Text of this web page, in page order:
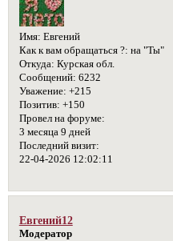
Имя: Евгений
Как к вам обращаться ?: на "Ты"
Откуда: Курская обл.
Сообщений: 6232
Уважение: +215
Позитив: +150
Провел на форуме:
3 месяца 9 дней
Последний визит:
22-04-2026 12:02:11
Евгений12
Модератор